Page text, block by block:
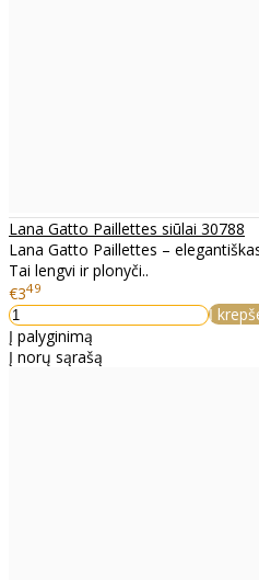
Lana Gatto Paillettes siūlai 30788
Lana Gatto Paillettes –
Tai lengvi ir plonyči..
€349
Į
Į palyginimą
Į norų sąrašą